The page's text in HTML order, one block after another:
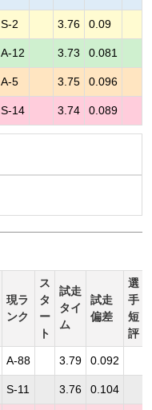
S-2 3.76 0.09
A-12 3.73 0.081
A-5 3.75 0.096
S-14 3.74 0.089
現ラ
ンク
ス
タ
ー
ト
試走
タイ
ム
試走
偏差
選
手
短
評
A-88 3.79 0.092
S-11 3.76 0.104